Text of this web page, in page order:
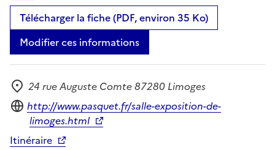
Télécharger la fiche (PDF, environ 35 Ko)
Modifier ces informations
Adresse
24 rue Auguste Comte 87280 Limoges
Site internet
http://www.pasquet.fr/salle-exposition-de-
limoges.html
Itinéraire